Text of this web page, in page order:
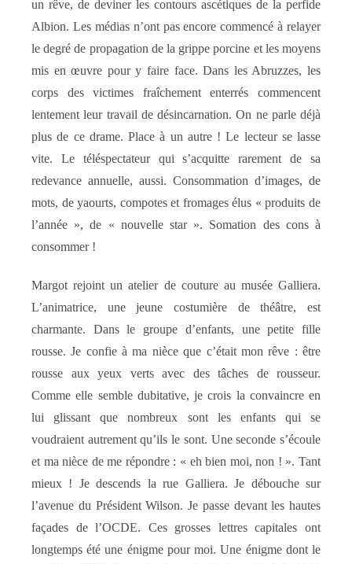
un rêve, de deviner les contours ascétiques de la perfide
Albion. Les médias n’ont pas encore commencé à relayer
le degré de propagation de la grippe porcine et les moyens
mis en œuvre pour y faire face. Dans les Abruzzes, les
corps des victimes fraîchement enterrés commencent
lentement leur travail de désincarnation. On ne parle déjà
plus de ce drame. Place à un autre ! Le lecteur se lasse
vite. Le téléspectateur qui s’acquitte rarement de sa
redevance annuelle, aussi. Consommation d’images, de
mots, de yaourts, compotes et fromages élus « produits de
l’année », de « nouvelle star ». Somation des cons à
consommer !
Margot rejoint un atelier de couture au musée Galliera.
L’animatrice, une jeune costumière de théâtre, est
charmante. Dans le groupe d’enfants, une petite fille
rousse. Je confie à ma nièce que c’était mon rêve : être
rousse aux yeux verts avec des tâches de rousseur.
Comme elle semble dubitative, je crois la convaincre en
lui glissant que nombreux sont les enfants qui se
voudraient autrement qu’ils le sont. Une seconde s’écoule
et ma nièce de me répondre : « eh bien moi, non ! ». Tant
mieux ! Je descends la rue Galliera. Je débouche sur
l’avenue du Président Wilson. Je passe devant les hautes
façades de l’OCDE. Ces grosses lettres capitales ont
longtemps été une énigme pour moi. Une énigme dont le